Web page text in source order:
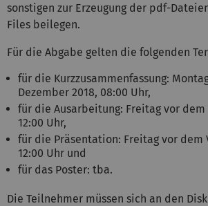
sonstigen zur Erzeugung der pdf-
Files beilegen.
Für die Abgabe gelten die folgenden
für die Kurzzusammenfassung:
Dezember 2018, 08:00 Uhr,
für die Ausarbeitung: Freitag vor dem
12:00 Uhr,
für die Präsentation: Freitag vor dem
12:00 Uhr und
für das Poster: tba.
Die Teilnehmer müssen sich an den